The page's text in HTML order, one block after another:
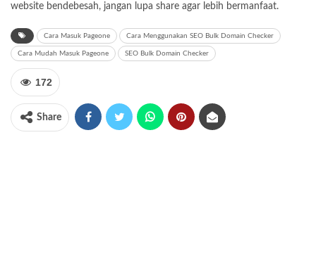
website bendebesah, jangan lupa share agar lebih bermanfaat.
Cara Masuk Pageone Cara Menggunakan SEO Bulk Domain Checker
Cara Mudah Masuk Pageone SEO Bulk Domain Checker
172
Share